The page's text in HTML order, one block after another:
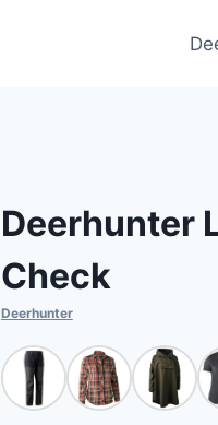
Deerhunter
Check
Deerhunter